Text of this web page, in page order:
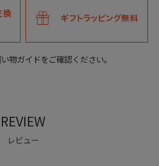
ンを採用した、モダンなスリングバック
モンクストラップ。
Detail
物ガイドをご確認ください。
REVIEW
レビュー